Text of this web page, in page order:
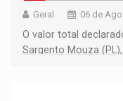
Geral 06 de
O valor total
Sargento Mouza